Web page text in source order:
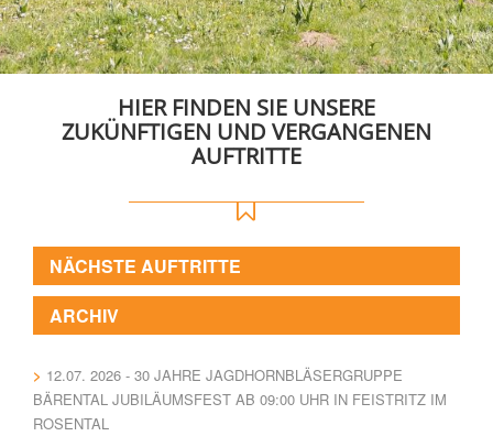
HIER FINDEN SIE UNSERE
ZUKÜNFTIGEN UND VERGANGENEN
AUFTRITTE
NÄCHSTE AUFTRITTE
ARCHIV
12.07. 2026 - 30 JAHRE JAGDHORNBLÄSERGRUPPE
BÄRENTAL JUBILÄUMSFEST AB 09:00 UHR IN FEISTRITZ IM
ROSENTAL